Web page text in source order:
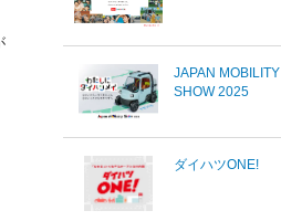
JAPAN MOBILITY
SHOW 2025
ダイハツONE!